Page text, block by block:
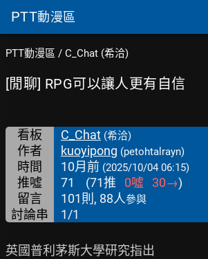
PTT動漫區
PTT動漫區 / C_Chat (希洽)
[閒聊] RPG可以讓人更有自信
看板 C_Chat (希洽)
作者 kuoyipong (petohtalrayn)
時間 10月前 (2025/10/04 06:15)
推噓 71 (71推 0噓 30→)
留言
101則, 88人參與
討論串 1/1
英國普利茅斯大學研究指出